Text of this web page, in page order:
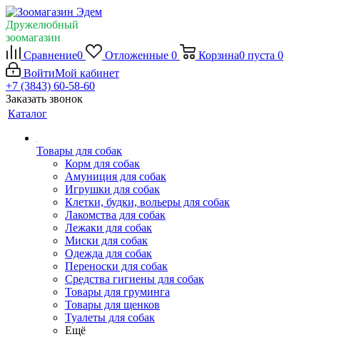
Дружелюбный
зоомагазин
Сравнение0 Отложенные 0 Корзина0 пуста 0
ВойтиМой кабинет
+7 (3843) 60-58-60
Заказать звонок
Каталог
Товары для собак
Корм для собак
Амуниция для собак
Игрушки для собак
Клетки, будки, вольеры для собак
Лакомства для собак
Лежаки для собак
Миски для собак
Одежда для собак
Переноски для собак
Средства гигиены для собак
Товары для груминга
Товары для щенков
Туалеты для собак
Ещё